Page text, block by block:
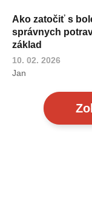
Ako zatočiť s
správnych
základ
10. 02. 2026
Jan